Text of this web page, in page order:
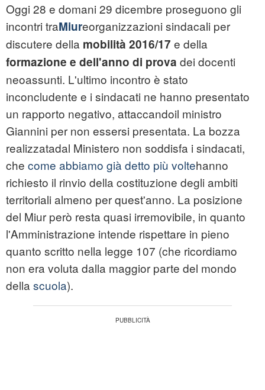
Oggi 28 e domani 29 dicembre proseguono gli
incontri traMiureorganizzazioni sindacali per
discutere della mobilità 2016/17 e della
formazione e dell'anno di prova dei docenti
neoassunti. L'ultimo incontro è stato
inconcludente e i sindacati ne hanno presentato
un rapporto negativo, attaccandoil ministro
Giannini per non essersi presentata. La bozza
realizzatadal Ministero non soddisfa i sindacati,
che come abbiamo già detto più voltehanno
richiesto il rinvio della costituzione degli ambiti
territoriali almeno per quest'anno. La posizione
del Miur però resta quasi irremovibile, in quanto
l'Amministrazione intende rispettare in pieno
quanto scritto nella legge 107 (che ricordiamo
non era voluta dalla maggior parte del mondo
della scuola).